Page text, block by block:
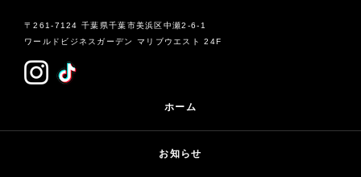
〒261-7124 千葉県千葉市美浜区中瀬2-6-1
ワールドビジネスガーデン マリブウエスト 24F
ホーム
お知らせ